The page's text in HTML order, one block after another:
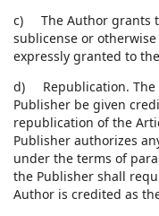
c) The Author grants
sublicense or
expressly granted to
d) Republication. The
Publisher be given
republication of the
Publisher authorizes
under the terms of
the Publisher shall
Author is credited as